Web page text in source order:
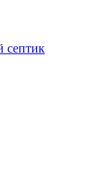
септик